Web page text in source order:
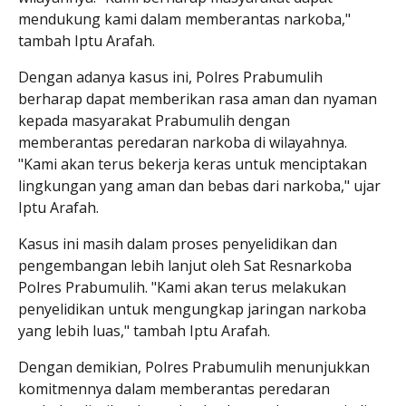
mendukung kami dalam memberantas narkoba,"
tambah Iptu Arafah.
Dengan adanya kasus ini, Polres Prabumulih
berharap dapat memberikan rasa aman dan nyaman
kepada masyarakat Prabumulih dengan
memberantas peredaran narkoba di wilayahnya.
"Kami akan terus bekerja keras untuk menciptakan
lingkungan yang aman dan bebas dari narkoba," ujar
Iptu Arafah.
Kasus ini masih dalam proses penyelidikan dan
pengembangan lebih lanjut oleh Sat Resnarkoba
Polres Prabumulih. "Kami akan terus melakukan
penyelidikan untuk mengungkap jaringan narkoba
yang lebih luas," tambah Iptu Arafah.
Dengan demikian, Polres Prabumulih menunjukkan
komitmennya dalam memberantas peredaran